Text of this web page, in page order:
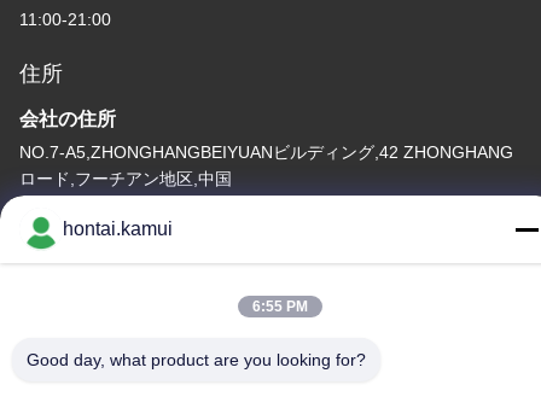
11:00-21:00
住所
会社の住所
NO.7-A5,ZHONGHANGBEIYUANビルディング,42 ZHONGHANG
ロード,フーチアン地区,中国
工場アドレス
hontai.kamui
6:55 PM
Good day, what product are you looking for?